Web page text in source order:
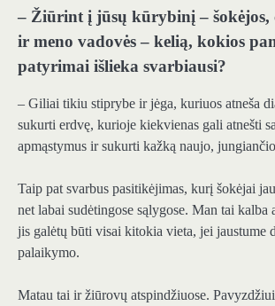
– Žiūrint į jūsų kūrybinį – šokėjos,
ir meno vadovės – kelią, kokios
patyrimai išlieka svarbiausi?
– Giliai tikiu stiprybe ir jėga, kuriuos atneša
sukurti erdvę, kurioje kiekvienas gali atnešti
apmąstymus ir sukurti kažką naujo,
Taip pat svarbus pasitikėjimas, kurį šokėjai
net labai sudėtingose sąlygose. Man tai kalba
jis galėtų būti visai kitokia vieta, jei jaustume
palaikymo.
Matau tai ir žiūrovų atspindžiuose.